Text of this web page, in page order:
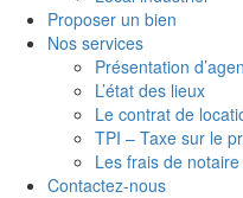
Proposer un bien
Nos services
Présentation
L’état des lieux
Le contrat de
TPI – Taxe sur le
Les frais de
Contactez-nous